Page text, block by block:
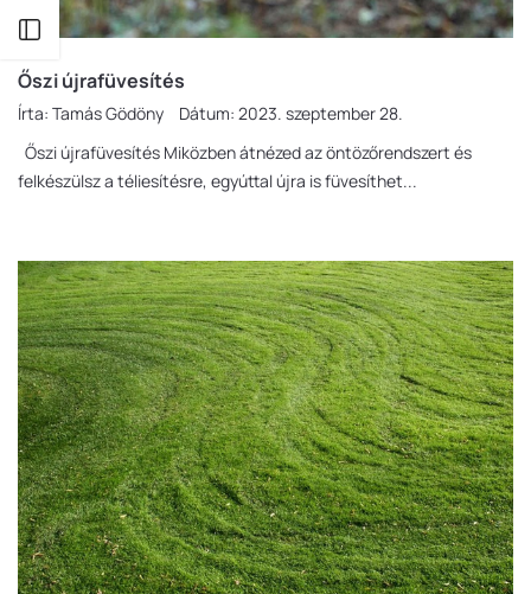
Őszi újrafüvesítés
Írta: Tamás Gödöny Dátum: 2023. szeptember 28.
Őszi újrafüvesítés Miközben átnézed az öntözőrendszert és
felkészülsz a téliesítésre, egyúttal újra is füvesíthet...
Oldalsáv kinyitása